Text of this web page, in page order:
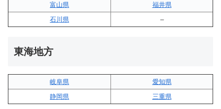
富山県
福井県
石川県
–
東海地方
岐阜県
愛知県
静岡県
三重県